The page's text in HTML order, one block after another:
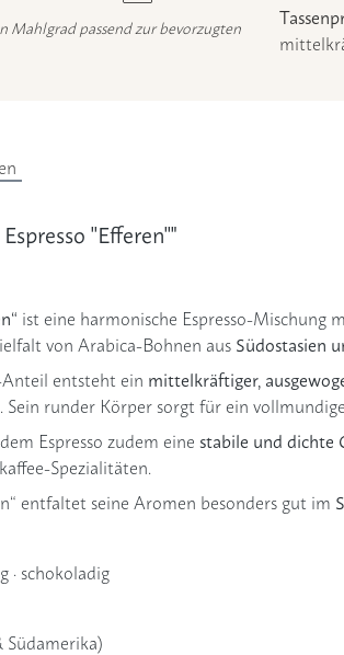
Mahlgrad passend zur bevorzugten
''Efferen''"
ist eine harmonische Espresso-Mischung
von Arabica-Bohnen aus Südostasien
entsteht ein mittelkräftiger,
runder Körper sorgt für ein
Espresso zudem eine stabile und dichte
Spezialitäten.
entfaltet seine Aromen besonders gut im
· schokoladig
Südamerika)